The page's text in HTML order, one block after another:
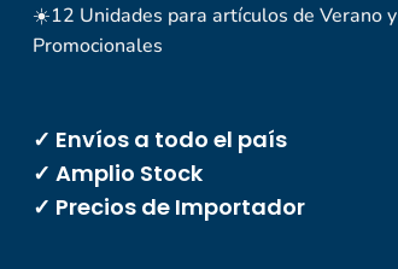
☀️12 Unidades para artículos de Verano y
Promocionales
✓ Envíos a todo el país
✓ Amplio Stock
✓ Precios de Importador